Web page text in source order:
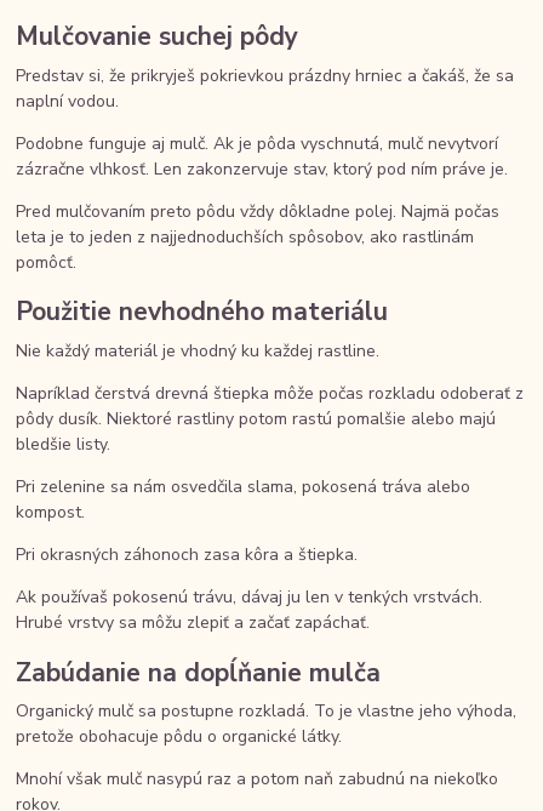
Mulčovanie suchej pôdy
Predstav si, že prikryješ pokrievkou prázdny hrniec a čakáš, že sa
naplní vodou.
Podobne funguje aj mulč. Ak je pôda vyschnutá, mulč nevytvorí
zázračne vlhkosť. Len zakonzervuje stav, ktorý pod ním práve je.
Pred mulčovaním preto pôdu vždy dôkladne polej. Najmä počas
leta je to jeden z najjednoduchších spôsobov, ako rastlinám
pomôcť.
Použitie nevhodného materiálu
Nie každý materiál je vhodný ku každej rastline.
Napríklad čerstvá drevná štiepka môže počas rozkladu odoberať z
pôdy dusík. Niektoré rastliny potom rastú pomalšie alebo majú
bledšie listy.
Pri zelenine sa nám osvedčila slama, pokosená tráva alebo
kompost.
Pri okrasných záhonoch zasa kôra a štiepka.
Ak používaš pokosenú trávu, dávaj ju len v tenkých vrstvách.
Hrubé vrstvy sa môžu zlepiť a začať zapáchať.
Zabúdanie na dopĺňanie mulča
Organický mulč sa postupne rozkladá. To je vlastne jeho výhoda,
pretože obohacuje pôdu o organické látky.
Mnohí však mulč nasypú raz a potom naň zabudnú na niekoľko
rokov.